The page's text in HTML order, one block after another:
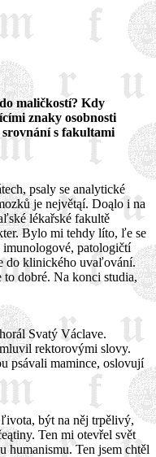
maličkostí? Kdy
znaky osobnosti
s fakultami
psaly se analytické
je největąí. Doąlo i na
lékařské fakultě
Bylo mi tehdy líto, ľe se
patologičtí
do klinického uvaľování.
to dobré. Na konci studia,
Svatý Václave.
rektorovými slovy.
psávali mamince, oslovují
být na něj trpělivý,
Ten mi otevřel svět
Ten jsem chtěl